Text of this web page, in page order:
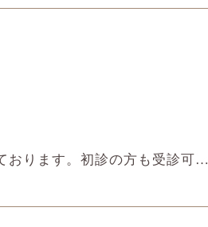
おります。初診の方も受診可…